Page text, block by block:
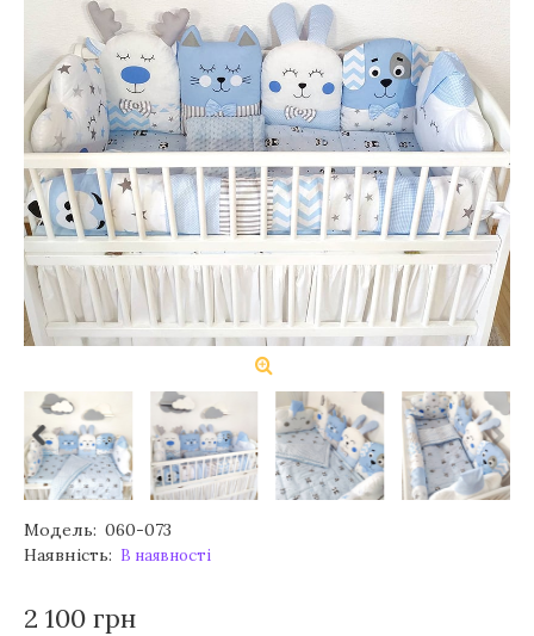
Модель: 060-073
Наявність: В наявності
2 100 грн